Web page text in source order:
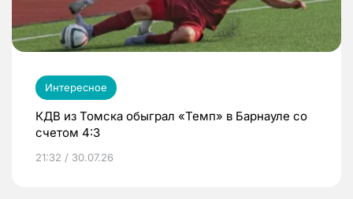
Интересное
КДВ из Томска обыграл «Темп» в Барнауле со
счетом 4:3
21:32 / 30.07.26